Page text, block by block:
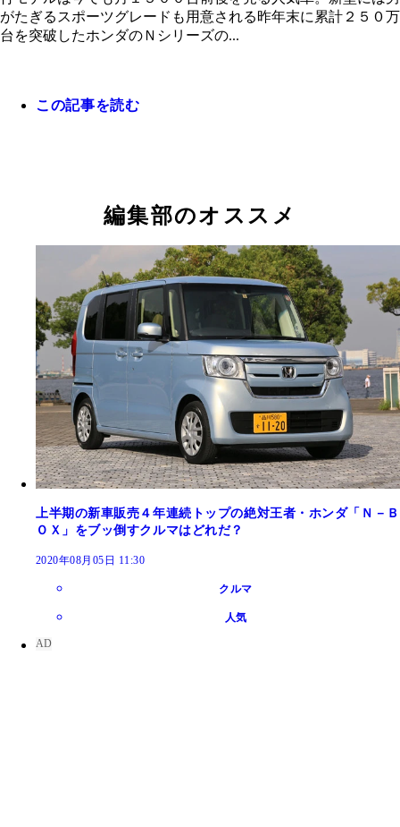
がたぎるスポーツグレードも用意される昨年末に累計２５０万
台を突破したホンダのＮシリーズの...
この記事を読む
編集部のオススメ
上半期の新車販売４年連続トップの絶対王者・ホンダ「Ｎ－Ｂ
ＯＸ」をブッ倒すクルマはどれだ？
2020年08月05日 11:30
クルマ
人気